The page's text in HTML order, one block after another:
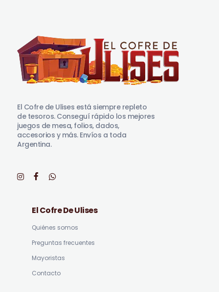
El Cofre de Ulises está siempre repleto
de tesoros. Conseguí rápido los mejores
juegos de mesa, folios, dados,
accesorios y más. Envíos a toda
Argentina.
El Cofre De Ulises
Quiénes somos
Preguntas frecuentes
Mayoristas
Contacto